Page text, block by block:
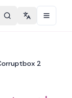
Change